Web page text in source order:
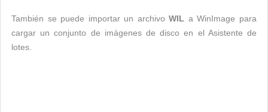
También se puede importar un archivoWIL a WinImage para
cargar un conjunto de imágenes de disco en el Asistente de
lotes.